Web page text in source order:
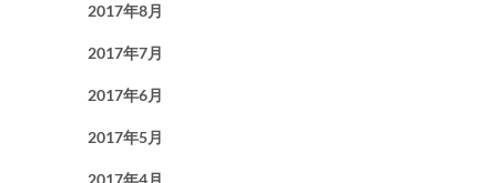
2017年8月
2017年7月
2017年6月
2017年5月